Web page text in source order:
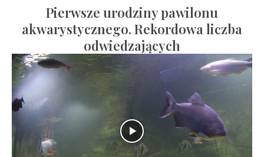
Pierwsze urodziny pawilonu
akwarystycznego. Rekordowa liczba
odwiedzających